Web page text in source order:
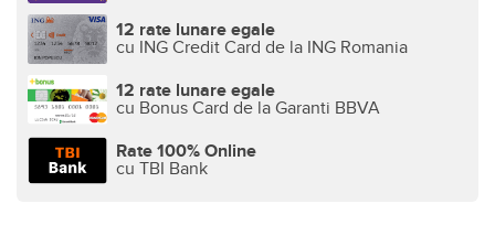
12 rate lunare egale
cu ING Credit Card de la ING Romania
12 rate lunare egale
cu Bonus Card de la Garanti BBVA
Rate 100% Online
cu TBI Bank